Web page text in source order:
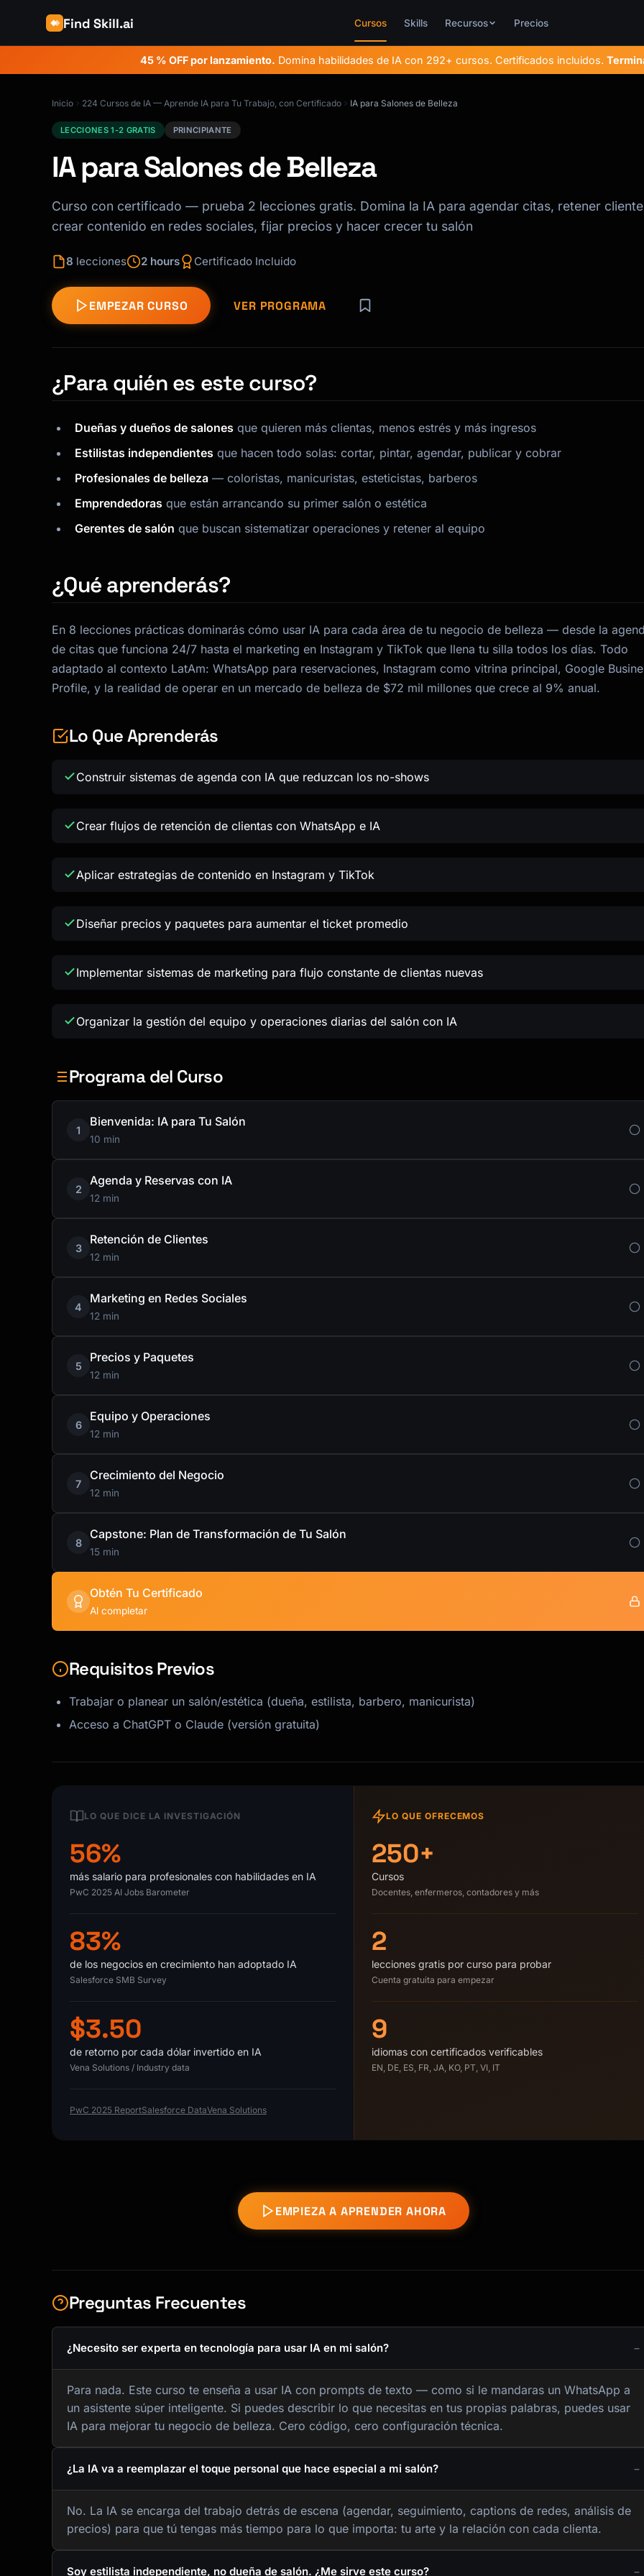
Find Skill.ai Cursos Skills Recursos Precios
45 % OFF por lanzamiento. Domina habilidades de IA con 292+ cursos. Certificados incluidos.
Inicio 224 Cursos de IA — Aprende IA para Tu Trabajo, con Certificado IA para Salones de Belleza
LECCIONES 1-2 GRATIS PRINCIPIANTE
IA para Salones de Belleza
Curso con certificado — prueba 2 lecciones gratis. Domina la IA para agendar citas, retener
crear contenido en redes sociales, fijar precios y hacer crecer tu salón
8 lecciones 2 hours Certificado Incluido
EMPEZAR CURSO VER PROGRAMA
¿Para quién es este curso?
Dueñas y dueños de salones que quieren más clientas, menos estrés y más ingresos
Estilistas independientes que hacen todo solas: cortar, pintar, agendar, publicar y cobrar
Profesionales de belleza — coloristas, manicuristas, esteticistas, barberos
Emprendedoras que están arrancando su primer salón o estética
Gerentes de salón que buscan sistematizar operaciones y retener al equipo
¿Qué aprenderás?
En 8 lecciones prácticas dominarás cómo usar IA para cada área de tu negocio de belleza — desde la
de citas que funciona 24/7 hasta el marketing en Instagram y TikTok que llena tu silla todos los días. Todo
adaptado al contexto LatAm: WhatsApp para reservaciones, Instagram como vitrina principal, Google
Profile, y la realidad de operar en un mercado de belleza de $72 mil millones que crece al 9% anual.
Lo Que Aprenderás
Construir sistemas de agenda con IA que reduzcan los no-shows
Crear flujos de retención de clientas con WhatsApp e IA
Aplicar estrategias de contenido en Instagram y TikTok
Diseñar precios y paquetes para aumentar el ticket promedio
Implementar sistemas de marketing para flujo constante de clientas nuevas
Organizar la gestión del equipo y operaciones diarias del salón con IA
Programa del Curso
1
Bienvenida: IA para Tu Salón
10 min
2
Agenda y Reservas con IA
12 min
3
Retención de Clientes
12 min
4
Marketing en Redes Sociales
12 min
5
Precios y Paquetes
12 min
6
Equipo y Operaciones
12 min
7
Crecimiento del Negocio
12 min
8
Capstone: Plan de Transformación de Tu Salón
15 min
Obtén Tu Certificado
Al completar
Requisitos Previos
Trabajar o planear un salón/estética (dueña, estilista, barbero, manicurista)
Acceso a ChatGPT o Claude (versión gratuita)
LO QUE DICE LA INVESTIGACIÓN
56%
más salario para profesionales con habilidades en IA
PwC 2025 AI Jobs Barometer
83%
de los negocios en crecimiento han adoptado IA
Salesforce SMB Survey
$3.50
de retorno por cada dólar invertido en IA
Vena Solutions / Industry data
PwC 2025 ReportSalesforce DataVena Solutions
LO QUE OFRECEMOS
250+
Cursos
Docentes, enfermeros, contadores y más
2
lecciones gratis por curso para probar
Cuenta gratuita para empezar
9
idiomas con certificados verificables
EN, DE, ES, FR, JA, KO, PT, VI, IT
EMPIEZA A APRENDER AHORA
Preguntas Frecuentes
¿Necesito ser experta en tecnología para usar IA en mi salón?
Para nada. Este curso te enseña a usar IA con prompts de texto — como si le mandaras un WhatsApp a
un asistente súper inteligente. Si puedes describir lo que necesitas en tus propias palabras, puedes usar
IA para mejorar tu negocio de belleza. Cero código, cero configuración técnica.
¿La IA va a reemplazar el toque personal que hace especial a mi salón?
No. La IA se encarga del trabajo detrás de escena (agendar, seguimiento, captions de redes, análisis de
precios) para que tú tengas más tiempo para lo que importa: tu arte y la relación con cada clienta.
Soy estilista independiente, no dueña de salón. ¿Me sirve este curso?